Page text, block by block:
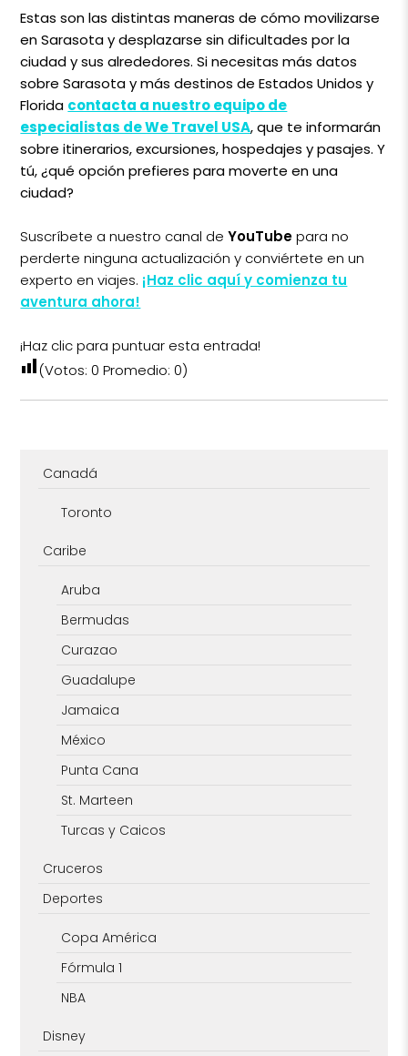
Estas son las distintas maneras de cómo movilizarse
en Sarasota y desplazarse sin dificultades por la
ciudad y sus alrededores. Si necesitas más datos
sobre Sarasota y más destinos de Estados Unidos y
Florida contacta a nuestro equipo de
especialistas de We Travel USA, que te informarán
sobre itinerarios, excursiones, hospedajes y pasajes. Y
tú, ¿qué opción prefieres para moverte en una
ciudad?
Suscríbete a nuestro canal deYouTubepara no
perderte ninguna actualización y conviértete en un
experto en viajes. ¡Haz clic aquí y comienza tu
aventura ahora!
¡Haz clic para puntuar esta entrada!
(Votos:0 Promedio:0)
Canadá
Toronto
Caribe
Aruba
Bermudas
Curazao
Guadalupe
Jamaica
México
Punta Cana
St. Marteen
Turcas y Caicos
Cruceros
Deportes
Copa América
Fórmula 1
NBA
Disney